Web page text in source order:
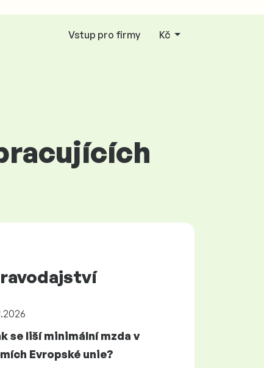
Vstup pro firmy Kč
se liší minimální mzda v
Evropské unie?